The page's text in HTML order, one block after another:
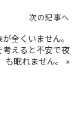
次の記事へ
全くいません。
考えると不安で夜
も眠れません。
»